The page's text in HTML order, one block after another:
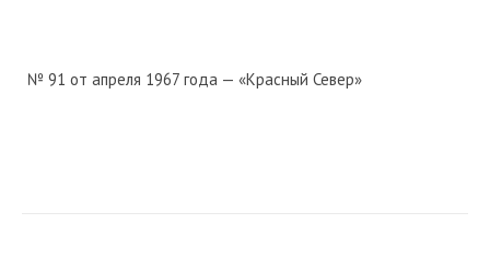
№ 91 от апреля 1967 года — «Красный Север»